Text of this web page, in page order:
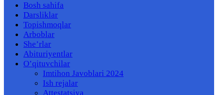
Bosh sahifa
Darsliklar
Topishmoqlar
Arboblar
She’rlar
Abituriyentlar
O’qituvchilar
Imtihon Javoblari 2024
Ish rejalar
Attestatsiya